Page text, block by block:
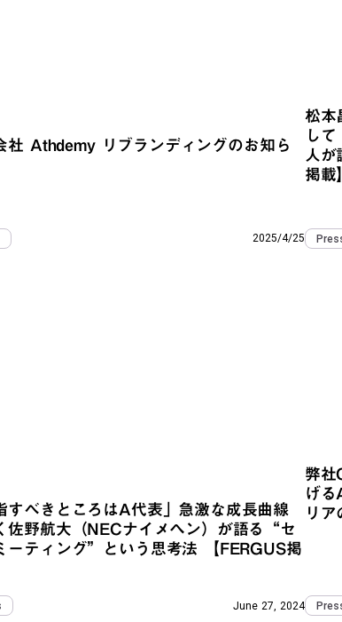
社 Athdemy リブランディングのお知ら
2025/4/25
松
し
人
掲載】
すべきところはA代表」急激な成長曲線
佐野航大（NECナイメヘン）が語る“セ
ーティング”という思考法 【FERGUS掲
June 27, 2024
弊
げ
リ